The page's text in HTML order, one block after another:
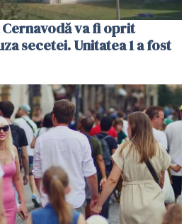
va fi oprit
secetei. Unitatea 1 a fost